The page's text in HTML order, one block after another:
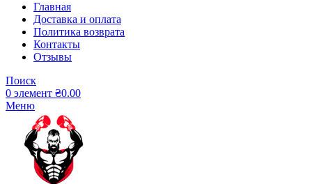
Главная
Доставка и оплата
Политика возврата
Контакты
Отзывы
Поиск
0 элемент ₴0.00
Меню